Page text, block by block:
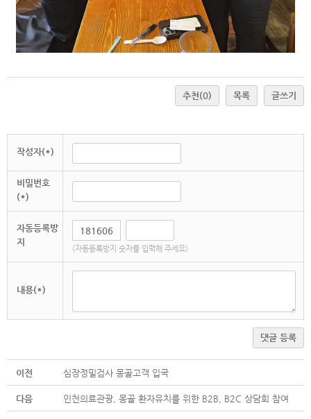
추천(0) 목록 글쓰기
작성자(*)
비밀번호
(*)
자동등록방
지
(자동등록방지 숫자를 입력해 주세요)
내용(*)
댓글 등록
이전 심장정밀검사 몽골고객 입국
다음 인천의료관광, 몽골 환자유치를 위한 B2B, B2C 상담회 참여